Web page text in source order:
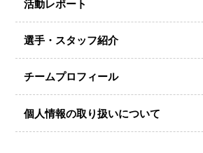
活動レポート
選手・スタッフ紹介
チームプロフィール
個人情報の取り扱いについて